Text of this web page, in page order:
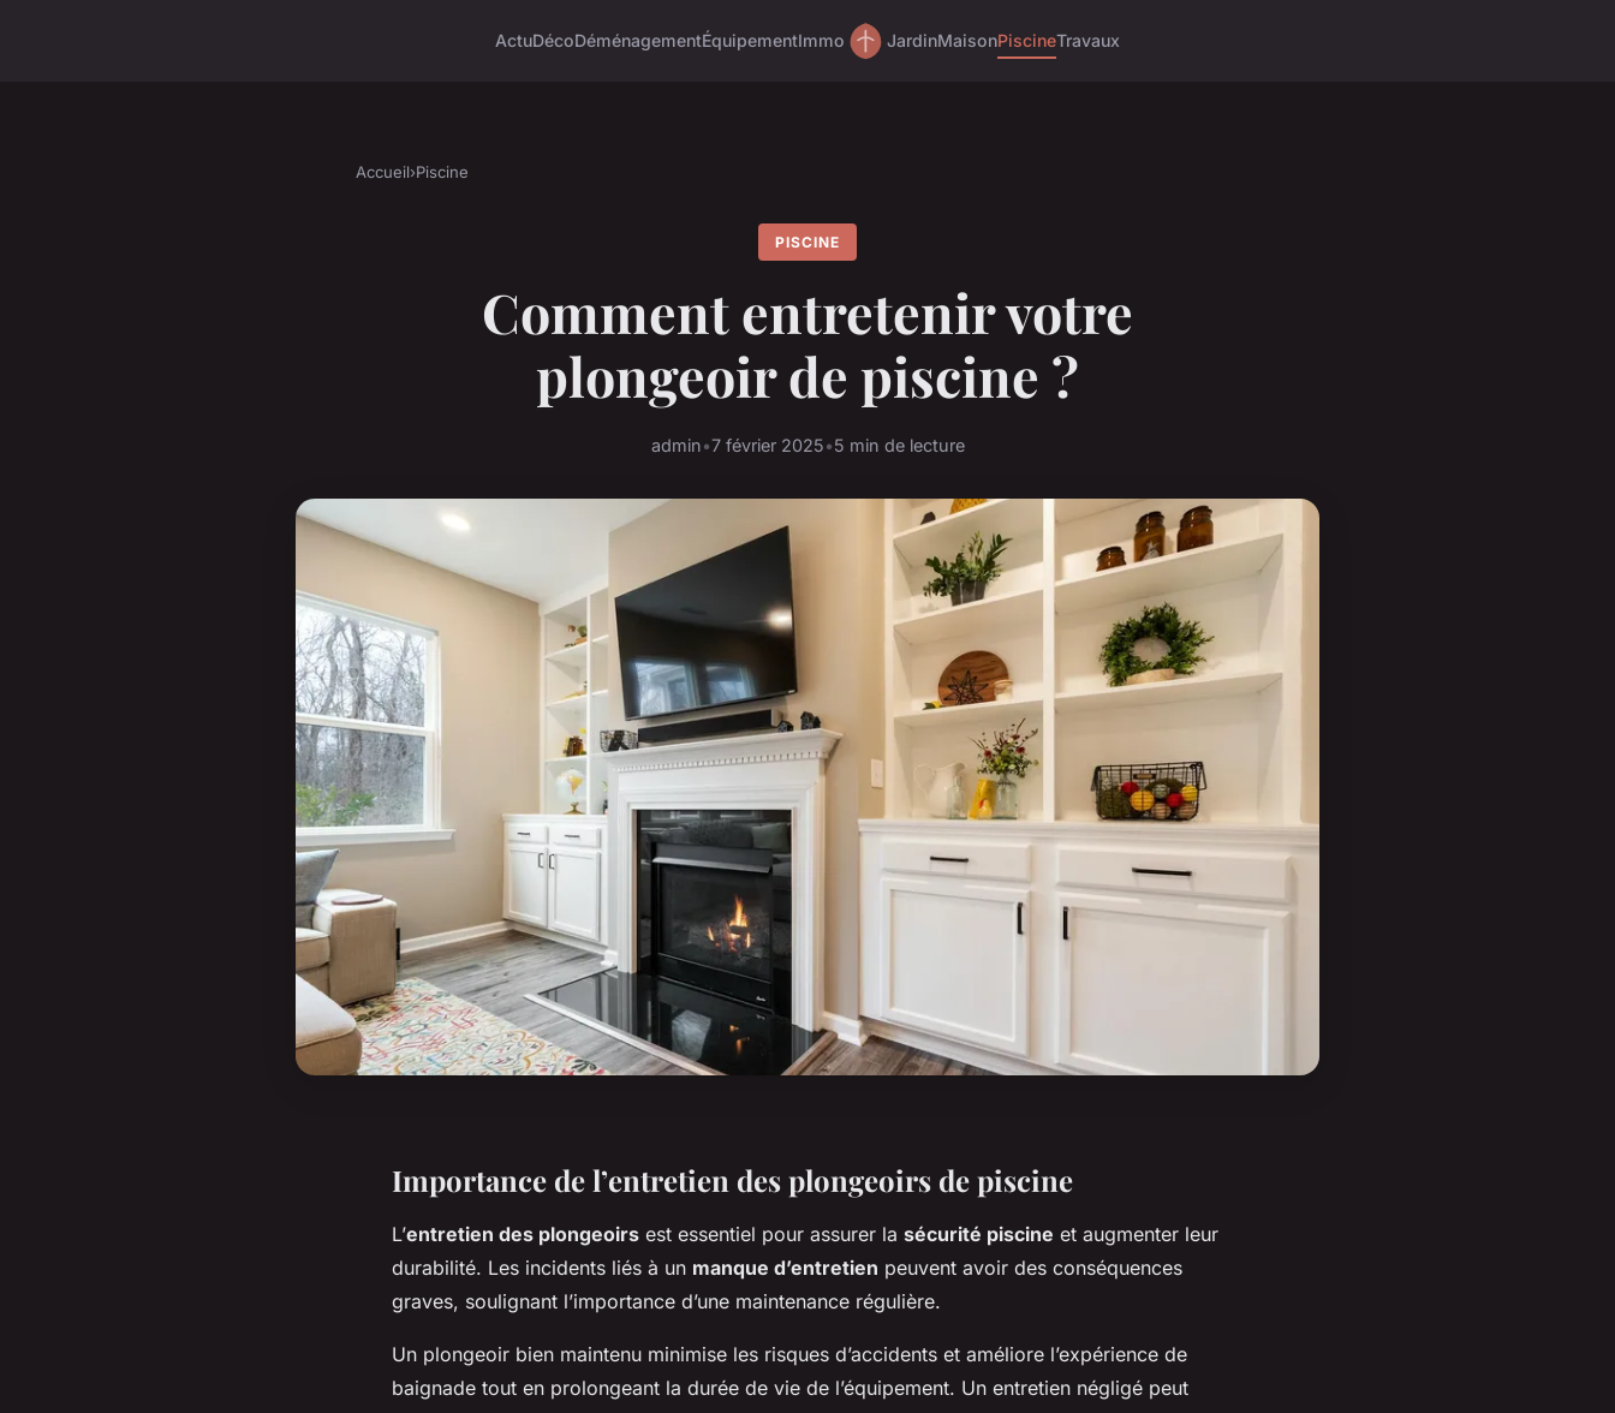
ActuDécoDéménagementÉquipementImmo JardinMaisonPiscineTravaux
Accueil›Piscine
PISCINE
Comment entretenir votre
plongeoir de piscine ?
admin•7 février 2025•5 min de lecture
Importance de l’entretien des plongeoirs de piscine
L’entretien des plongeoirs est essentiel pour assurer la sécurité piscine et augmenter leur
durabilité. Les incidents liés à un manque d’entretien peuvent avoir des conséquences
graves, soulignant l’importance d’une maintenance régulière.
Un plongeoir bien maintenu minimise les risques d’accidents et améliore l’expérience de
baignade tout en prolongeant la durée de vie de l’équipement. Un entretien négligé peut